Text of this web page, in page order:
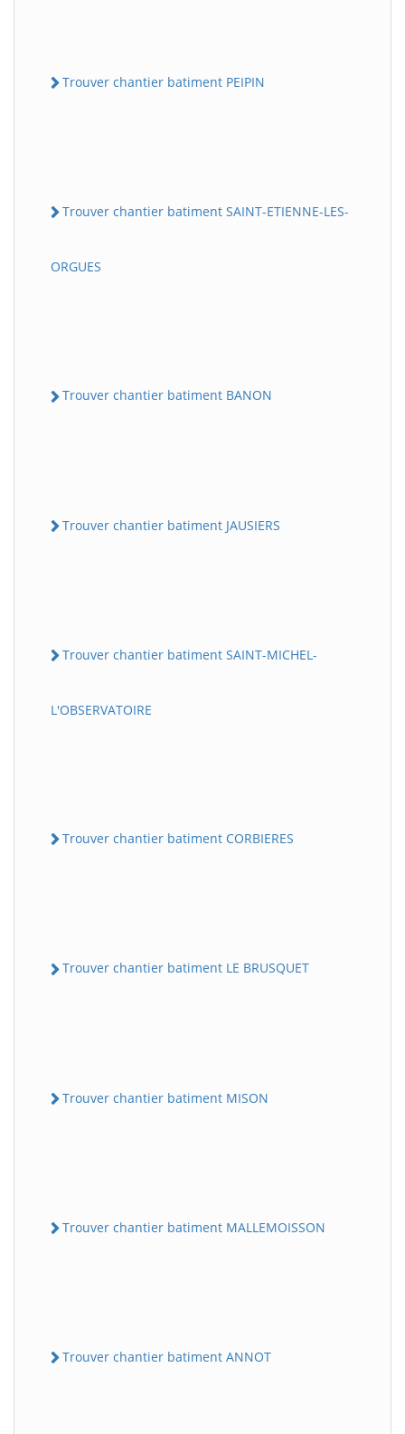
Trouver chantier batiment PEIPIN
Trouver chantier batiment SAINT-ETIENNE-LES-
ORGUES
Trouver chantier batiment BANON
Trouver chantier batiment JAUSIERS
Trouver chantier batiment SAINT-MICHEL-
L'OBSERVATOIRE
Trouver chantier batiment CORBIERES
Trouver chantier batiment LE BRUSQUET
Trouver chantier batiment MISON
Trouver chantier batiment MALLEMOISSON
Trouver chantier batiment ANNOT